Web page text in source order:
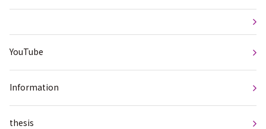
YouTube
Information
thesis